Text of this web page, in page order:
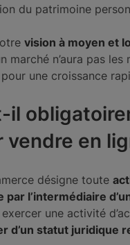
du patrimoine
vision à moyen et
marché n’aura pas
une croissance
il
vendre en
désigne toute
par l’intermédiaire
exercer une activité
d’un statut juridique